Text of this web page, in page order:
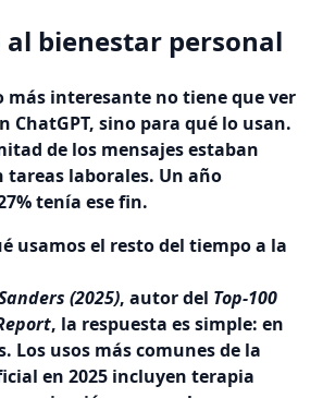
bienestar personal
más interesante no tiene que ver
ChatGPT, sino para qué lo usan.
de los mensajes estaban
tareas laborales. Un año
tenía ese fin.
usamos el resto del tiempo a la
(2025), autor del Top-100
, la respuesta es simple: en
Los usos más comunes de la
en 2025 incluyen terapia